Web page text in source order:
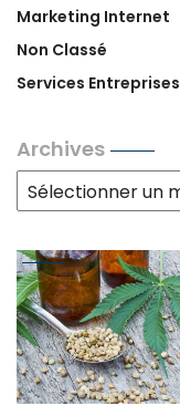
Marketing Internet
Non Classé
Services Entreprises
Archives
Archives